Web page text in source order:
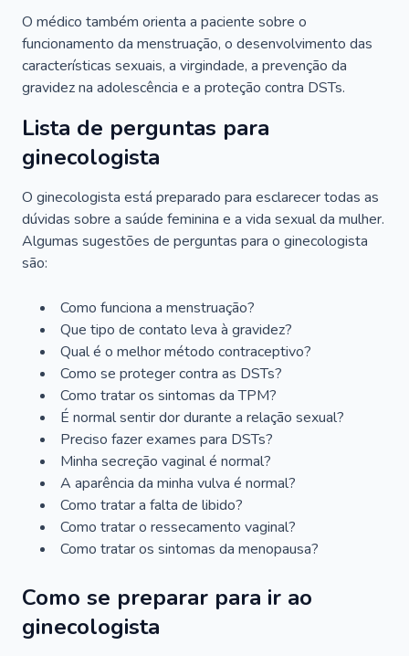
O médico também orienta a paciente sobre o
funcionamento da menstruação, o desenvolvimento das
características sexuais, a virgindade, a prevenção da
gravidez na adolescência e a proteção contra DSTs.
Lista de perguntas para
ginecologista
O ginecologista está preparado para esclarecer todas as
dúvidas sobre a saúde feminina e a vida sexual da mulher.
Algumas sugestões de perguntas para o ginecologista
são:
Como funciona a menstruação?
Que tipo de contato leva à gravidez?
Qual é o melhor método contraceptivo?
Como se proteger contra as DSTs?
Como tratar os sintomas da TPM?
É normal sentir dor durante a relação sexual?
Preciso fazer exames para DSTs?
Minha secreção vaginal é normal?
A aparência da minha vulva é normal?
Como tratar a falta de libido?
Como tratar o ressecamento vaginal?
Como tratar os sintomas da menopausa?
Como se preparar para ir ao
ginecologista